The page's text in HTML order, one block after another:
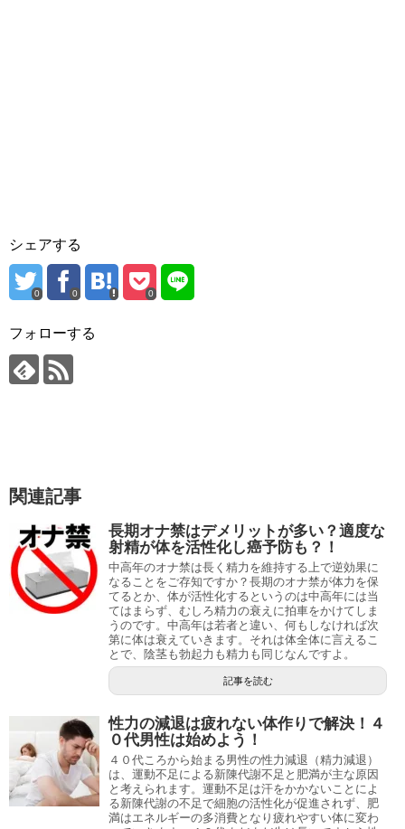
シェアする
0 0 0
フォローする
関連記事
長期オナ禁はデメリットが多い？適度な
射精が体を活性化し癌予防も？！
中高年のオナ禁は長く精力を維持する上で逆効果に
なることをご存知ですか？長期のオナ禁が体力を保
てるとか、体が活性化するというのは中高年には当
てはまらず、むしろ精力の衰えに拍車をかけてしま
うのです。中高年は若者と違い、何もしなければ次
第に体は衰えていきます。それは体全体に言えるこ
とで、陰茎も勃起力も精力も同じなんですよ。
記事を読む
性力の減退は疲れない体作りで解決！４
０代男性は始めよう！
４０代ころから始まる男性の性力減退（精力減退）
は、運動不足による新陳代謝不足と肥満が主な原因
と考えられます。運動不足は汗をかかないことによ
る新陳代謝の不足で細胞の活性化が促進されず、肥
満はエネルギーの多消費となり疲れやすい体に変わ